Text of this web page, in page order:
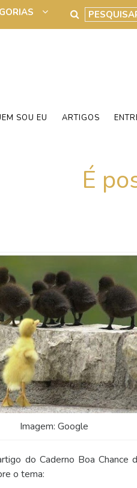
SOU EU ARTIGOS
É
Imagem: Google
do Caderno Boa
o tema: